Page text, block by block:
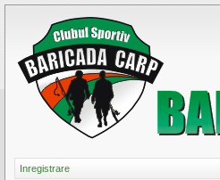
Inregistrare